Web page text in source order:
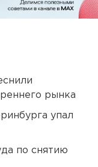
рынка
упал
по снятию